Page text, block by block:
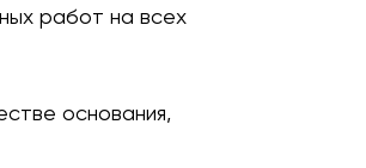
работ на всех
основания,